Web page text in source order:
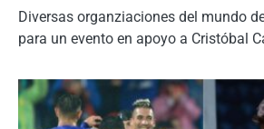
Diversas organziaciones del mundo
para un evento en apoyo a Cristóbal